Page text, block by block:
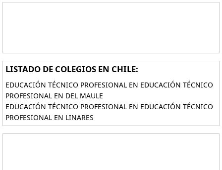
LISTADO DE COLEGIOS EN CHILE:
EDUCACIÓN TÉCNICO PROFESIONAL EN EDUCACIÓN TÉCNICO
PROFESIONAL EN DEL MAULE
EDUCACIÓN TÉCNICO PROFESIONAL EN EDUCACIÓN TÉCNICO
PROFESIONAL EN LINARES